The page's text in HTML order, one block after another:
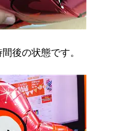
後の状態です。